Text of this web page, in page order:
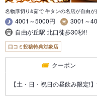
名物厚切り&茹で 牛タンの名店が自由が
4001～5000円
3001～
自由が丘駅 北口徒歩30秒!!
口コミ投稿特典対象店
クーポン
【土・日・祝日の昼飲み限定!